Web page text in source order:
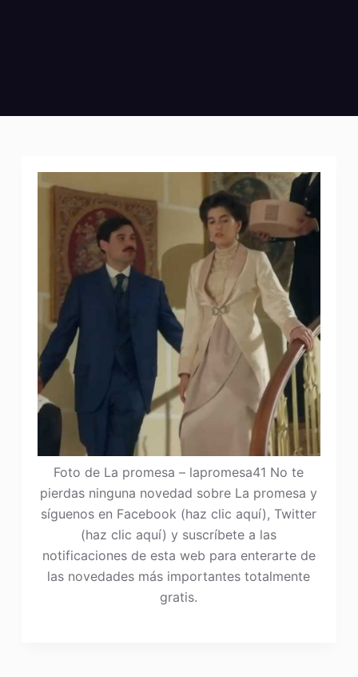
Foto de La promesa – lapromesa41 No te
pierdas ninguna novedad sobre La promesa y
síguenos en Facebook (haz clic aquí), Twitter
(haz clic aquí) y suscríbete a las
notificaciones de esta web para enterarte de
las novedades más importantes totalmente
gratis.